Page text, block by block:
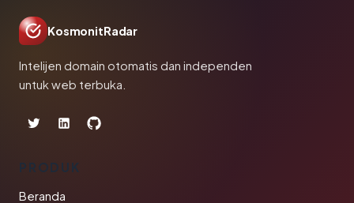
KosmonitRadar
Intelijen domain otomatis dan independen
untuk web terbuka.
PRODUK
Beranda